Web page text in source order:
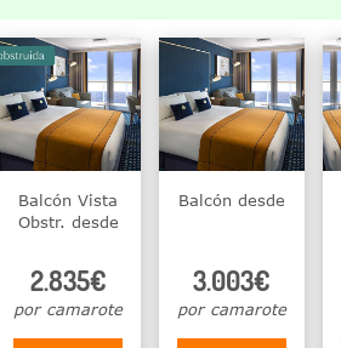
Balcón Vista
Obstr. desde
2.835€
por camarote
Balcón desde
3.003€
por camarote